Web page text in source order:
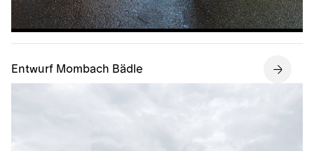
Entwurf Mombach Bädle